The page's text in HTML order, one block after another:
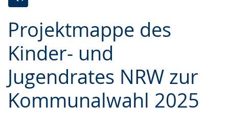
Projektmappe des
Kinder- und
Jugendrates NRW zur
Kommunalwahl 2025
Leichten
Sprache
wechseln.
Audio-
Unterstützung.
Video
in
Deutscher
Gebärdensprache
wird
angezeigt.